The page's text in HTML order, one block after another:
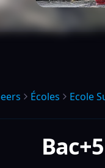
Écoles Ecole